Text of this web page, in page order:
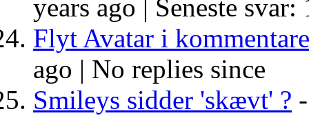
years ago | Seneste svar:
Flyt Avatar i
ago | No replies since
Smileys sidder 'skævt' ?